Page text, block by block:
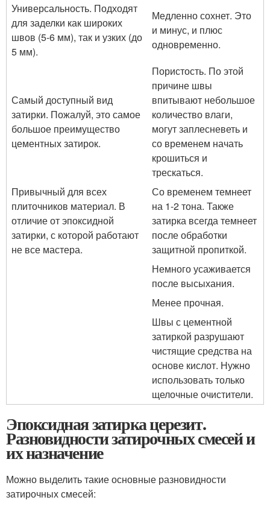
Универсальность. Подходят
для заделки как широких
швов (5-6 мм), так и узких (до
5 мм).
Медленно сохнет. Это
и минус, и плюс
одновременно.
Самый доступный вид
затирки. Пожалуй, это самое
большое преимущество
цементных затирок.
Пористость. По этой
причине швы
впитывают небольшое
количество влаги,
могут заплесневеть и
со временем начать
крошиться и
трескаться.
Привычный для всех
плиточников материал. В
отличие от эпоксидной
затирки, с которой работают
не все мастера.
Со временем темнеет
на 1-2 тона. Также
затирка всегда темнеет
после обработки
защитной пропиткой.
Немного усаживается
после высыхания.
Менее прочная.
Швы с цементной
затиркой разрушают
чистящие средства на
основе кислот. Нужно
использовать только
щелочные очистители.
Эпоксидная затирка церезит.
Разновидности затирочных смесей и
их назначение
Можно выделить такие основные разновидности
затирочных смесей: